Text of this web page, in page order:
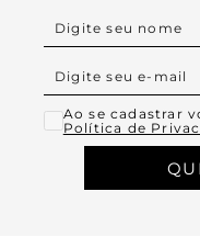
Ao se cadastrar
Política de